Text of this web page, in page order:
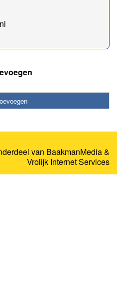
van BaakmanMedia&
Vrolijk Internet Services